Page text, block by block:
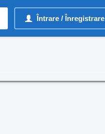
Întrare / Înregistrare